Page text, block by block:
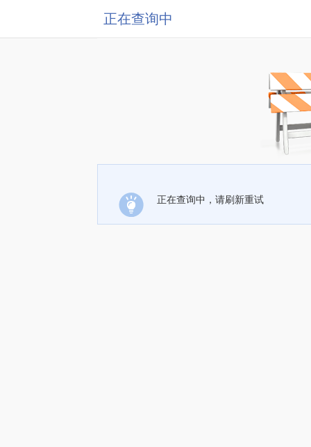
正在查询中
正在查询中，请刷新重试